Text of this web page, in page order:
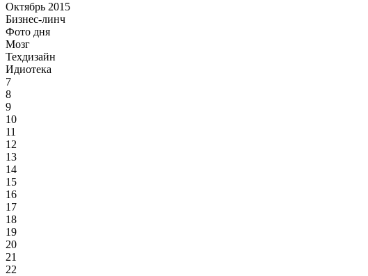
Октябрь 2015
Бизнес-линч
Фото дня
Мозг
Техдизайн
Идиотека
7
8
9
10
11
12
13
14
15
16
17
18
19
20
21
22